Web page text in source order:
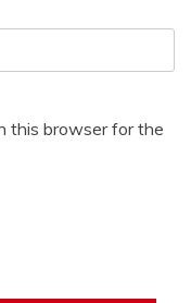
this browser for the